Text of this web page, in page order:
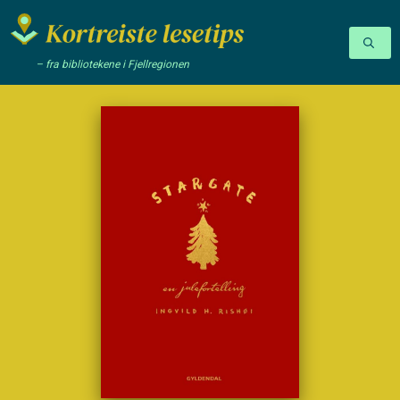
– fra bibliotekene i Fjellregionen